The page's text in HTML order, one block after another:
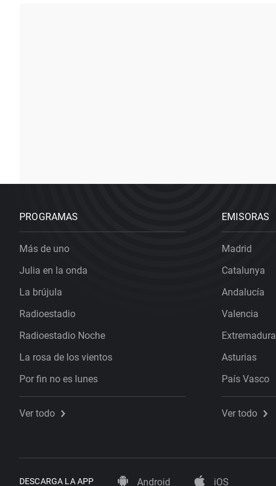
PROGRAMAS
Más de uno
Julia en la onda
La brújula
Radioestadio
Radioestadio Noche
La rosa de los vientos
Por fin no es lunes
Ver todo
EMISORAS
Madrid
Catalunya
Andalucía
Valencia
Extremadura
Asturias
País Vasco
Ver todo
DESCARGA LA APP Android iOS